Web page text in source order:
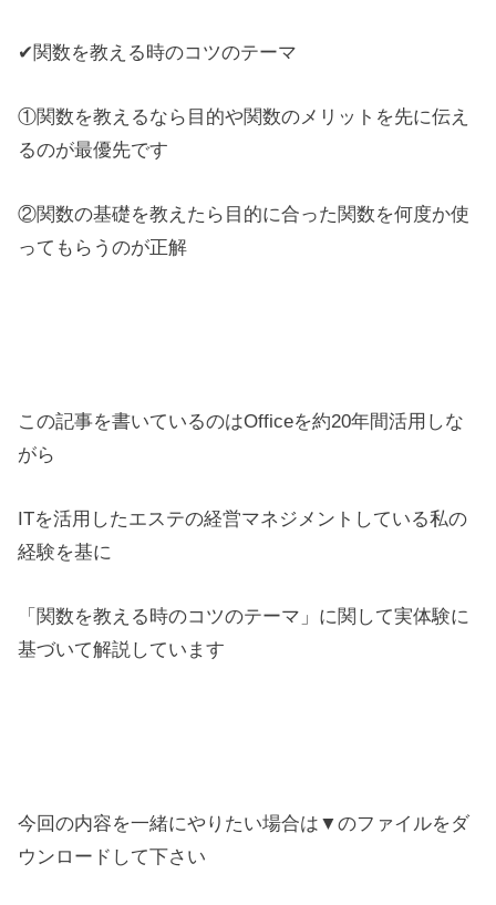
✔関数を教える時のコツのテーマ
①関数を教えるなら目的や関数のメリットを先に伝え
るのが最優先です
②関数の基礎を教えたら目的に合った関数を何度か使
ってもらうのが正解
この記事を書いているのはOfficeを約20年間活用しな
がら
ITを活用したエステの経営マネジメントしている私の
経験を基に
「関数を教える時のコツのテーマ」に関して実体験に
基づいて解説しています
今回の内容を一緒にやりたい場合は▼のファイルをダ
ウンロードして下さい